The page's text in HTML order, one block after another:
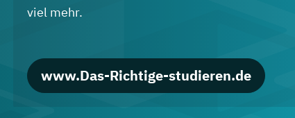
viel mehr.
www.Das-Richtige-studieren.de